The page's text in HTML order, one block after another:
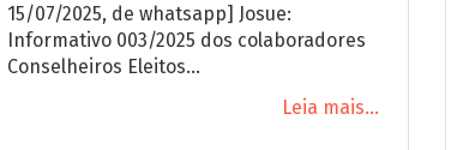
15/07/2025, de whatsapp] Josue:
Informativo 003/2025 dos colaboradores
Conselheiros Eleitos...
Leia mais...